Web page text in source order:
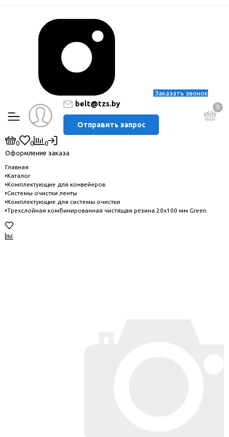
Заказать звонок
belt@tzs.by
Отправить запрос
0
0 0
0
Оформление заказа
Главная
Каталог
Комплектующие для конвейеров
Системы очистки ленты
Комплектующие для системы очистки
Трехслойная комбинированная чистящая резина 20х100 мм Green